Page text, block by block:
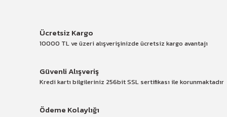
Ücretsiz Kargo
10000 TL ve üzeri alışverişinizde ücretsiz kargo avantajı
Güvenli Alışveriş
Kredi kartı bilgileriniz 256bit SSL sertifikası ile korunmaktadır
Ödeme Kolaylığı